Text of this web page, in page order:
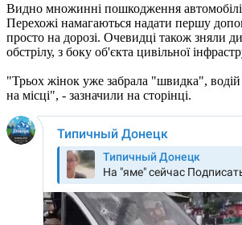
Видно множинні пошкодження
Перехожі намагаються надати першу
просто на дорозі. Очевидці також зняли
обстрілу, з боку об'єкта цивільної
"Трьох жінок уже забрала "швидка",
на місці", - зазначили на сторінці.